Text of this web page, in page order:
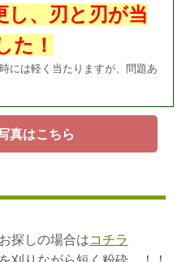
、刃と刃が当
た！
には軽く当たりますが、問題あ
真はこちら
探しの場合はコチラ